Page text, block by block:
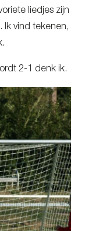
liedjes zijn
Ik vind tekenen,
2-1 denk ik.